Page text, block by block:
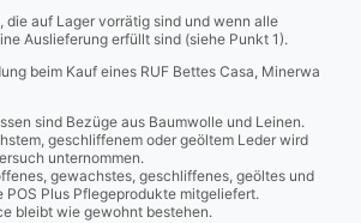
die auf Lager vorrätig sind und wenn alle
Auslieferung erfüllt sind (siehe Punkt 1).
beim Kauf eines RUF Bettes Casa, Minerwa
sind Bezüge aus Baumwolle und Leinen.
geschliffenem oder geöltem Leder wird
unternommen.
gewachstes, geschliffenes, geöltes und
POS Plus Pflegeprodukte mitgeliefert.
bleibt wie gewohnt bestehen.